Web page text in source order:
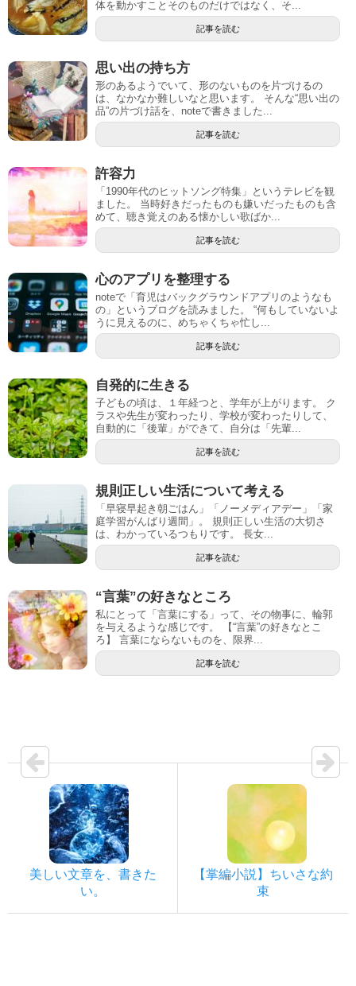
体を動かすことそのものだけではなく、そ...
記事を読む
思い出の持ち方
形のあるようでいて、形のないものを片づけるの
は、なかなか難しいなと思います。 そんな“思い出の
品”の片づけ話を、noteで書きました...
記事を読む
許容力
「1990年代のヒットソング特集」というテレビを観
ました。 当時好きだったものも嫌いだったものも含
めて、聴き覚えのある懐かしい歌ばか...
記事を読む
心のアプリを整理する
noteで「育児はバックグラウンドアプリのようなも
の」というブログを読みました。 “何もしていないよ
うに見えるのに、めちゃくちゃ忙し...
記事を読む
自発的に生きる
子どもの頃は、１年経つと、学年が上がります。 ク
ラスや先生が変わったり、学校が変わったりして、
自動的に「後輩」ができて、自分は「先輩...
記事を読む
規則正しい生活について考える
「早寝早起き朝ごはん」「ノーメディアデー」「家
庭学習がんばり週間」。 規則正しい生活の大切さ
は、わかっているつもりです。 長女...
記事を読む
“言葉”の好きなところ
私にとって「言葉にする」って、その物事に、輪郭
を与えるような感じです。 【“言葉”の好きなとこ
ろ】 言葉にならないものを、限界...
記事を読む
美しい文章を、書きた
い。
【掌編小説】ちいさな約
束